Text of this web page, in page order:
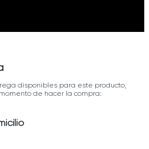
disponibles para este producto,
de hacer la compra: